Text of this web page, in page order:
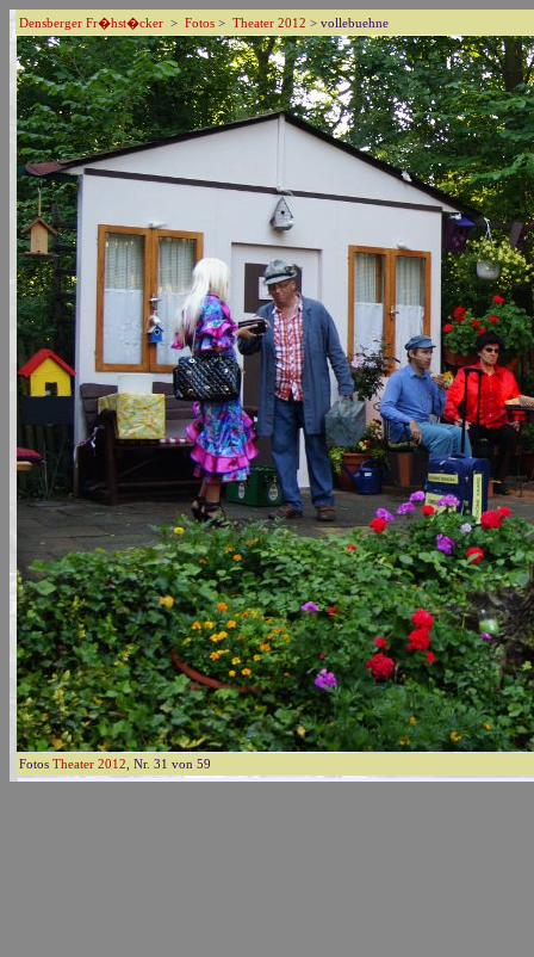
Densberger Fr�hst�cker > Fotos > Theater 2012 > vollebuehne
Fotos Theater 2012 , Nr. 31 von 59